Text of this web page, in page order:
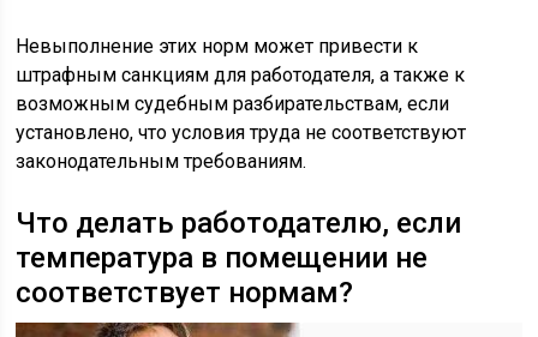
Невыполнение этих норм может привести к
штрафным санкциям для работодателя, а также к
возможным судебным разбирательствам, если
установлено, что условия труда не соответствуют
законодательным требованиям.
Что делать работодателю, если
температура в помещении не
соответствует нормам?